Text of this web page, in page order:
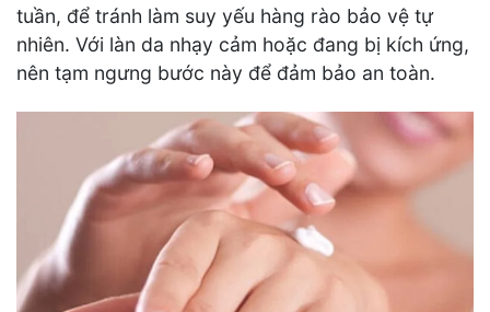
tuần, để tránh làm suy yếu hàng rào bảo vệ tự
nhiên. Với làn da nhạy cảm hoặc đang bị kích ứng,
nên tạm ngưng bước này để đảm bảo an toàn.